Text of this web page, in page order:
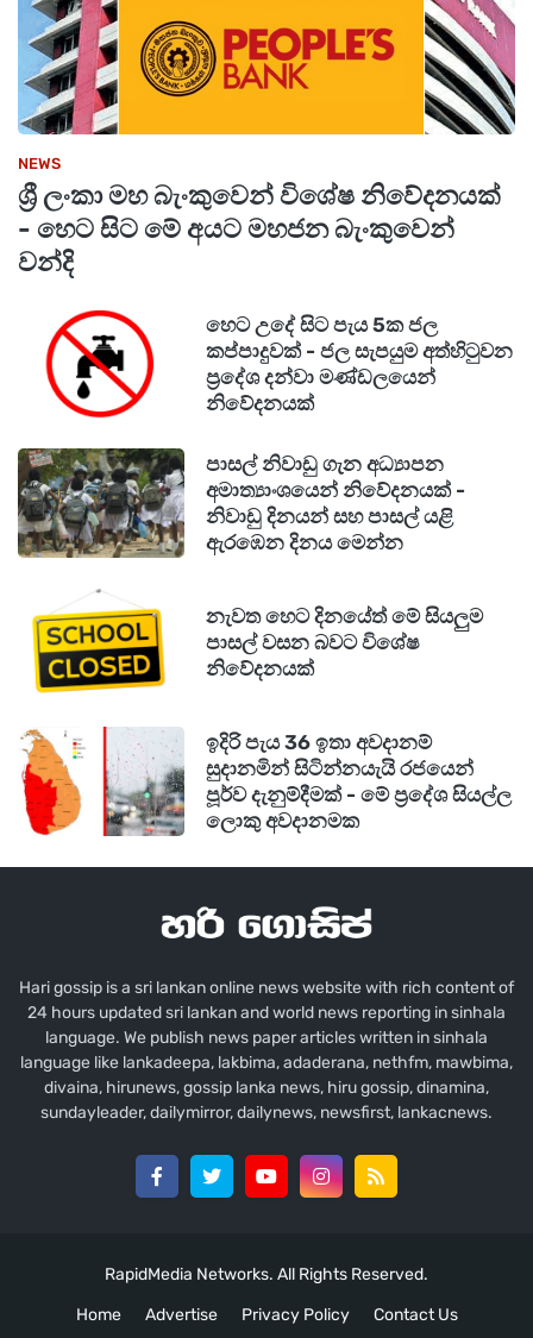
NEWS
ශ්‍රී ලංකා මහ බැංකුවෙන් විශේෂ නිවේදනයක්
- හෙට සිට මේ අයට මහජන බැංකුවෙන්
වන්දි
හෙට උදේ සිට පැය 5ක ජල
කප්පාදුවක් - ජල සැපයුම අත්හිටුවන
ප්‍රදේශ දන්වා මණ්ඩලයෙන්
නිවේදනයක්
පාසල් නිවාඩු ගැන අධ්‍යාපන
අමාත්‍යාංශයෙන් නිවේදනයක් -
නිවාඩු දිනයන් සහ පාසල් යළි
ඇරඹෙන දිනය මෙන්න
නැවත හෙට දිනයේත් මේ සියලුම
පාසල් වසන බවට විශේෂ
නිවේදනයක්
ඉදිරි පැය 36 ඉතා අවදානම්
සුදානමින් සිටින්නයැයි රජයෙන්
පූර්ව දැනුම්දීමක් - මේ ප්‍රදේශ සියල්ල
ලොකු අවදානමක
Hari gossip is a sri lankan online news website with rich content of
24 hours updated sri lankan and world news reporting in sinhala
language. We publish news paper articles written in sinhala
language like lankadeepa, lakbima, adaderana, nethfm, mawbima,
divaina, hirunews, gossip lanka news, hiru gossip, dinamina,
sundayleader, dailymirror, dailynews, newsfirst, lankacnews.
RapidMedia Networks. All Rights Reserved.
Home
Advertise Privacy Policy Contact Us